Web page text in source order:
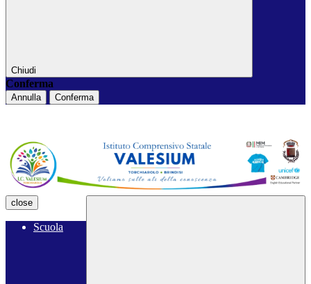
Chiudi
Conferma
Annulla Conferma
close
Scuola